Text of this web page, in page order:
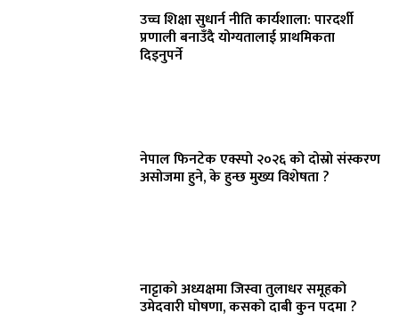
उच्च शिक्षा सुधार्न नीति कार्यशाला: पारदर्शी
प्रणाली बनाउँदै योग्यतालाई प्राथमिकता
दिइनुपर्ने
नेपाल फिनटेक एक्स्पो २०२६ को दोस्रो संस्करण
असोजमा हुने, के हुन्छ मुख्य विशेषता ?
नाट्टाकाे अध्यक्षमा जिस्वा तुलाधर समूहको
उमेदवारी घोषणा, कसको दाबी कुन पदमा ?